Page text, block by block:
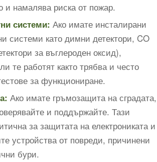
и намалява риска от пожар.
системи: Ако имате инсталирани
системи като димни детектори, CO
за въглероден оксид),
те работят както трябва и често
за функциониране.
Ако имате гръмозащита на сградата,
и поддържайте. Тази
за защитата на електрониката и
устройства от повреди, причинени
бури.